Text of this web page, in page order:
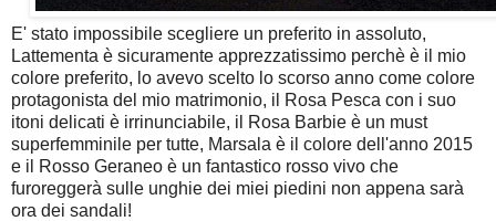
E' stato impossibile scegliere un preferito in assoluto,
Lattementa è sicuramente apprezzatissimo perchè è il mio
colore preferito, lo avevo scelto lo scorso anno come colore
protagonista del mio matrimonio, il Rosa Pesca con i suo
itoni delicati è irrinunciabile, il Rosa Barbie è un must
superfemminile per tutte, Marsala è il colore dell'anno 2015
e il Rosso Geraneo è un fantastico rosso vivo che
furoreggerà sulle unghie dei miei piedini non appena sarà
ora dei sandali!